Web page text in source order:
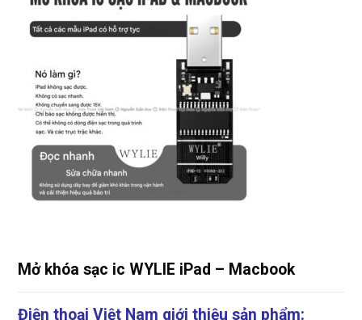
Mở khóa sạc ic WYLIE iPad – Macbook
Điện thoại Việt Nam giới thiệu sản phẩm: